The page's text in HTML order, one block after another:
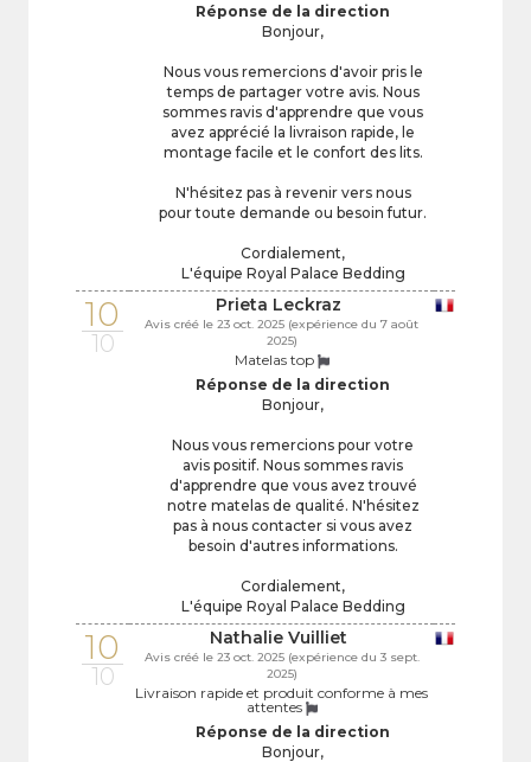
Réponse de la direction
Bonjour,
Nous vous remercions d'avoir pris le
temps de partager votre avis. Nous
sommes ravis d'apprendre que vous
avez apprécié la livraison rapide, le
montage facile et le confort des lits.
N'hésitez pas à revenir vers nous
pour toute demande ou besoin futur.
Cordialement,
L'équipe Royal Palace Bedding
10
10
Prieta Leckraz
Avis créé le 23 oct. 2025 (expérience du 7 août
2025)
Matelas top
Réponse de la direction
Bonjour,
Nous vous remercions pour votre
avis positif. Nous sommes ravis
d'apprendre que vous avez trouvé
notre matelas de qualité. N'hésitez
pas à nous contacter si vous avez
besoin d'autres informations.
Cordialement,
L'équipe Royal Palace Bedding
10
10
Nathalie Vuilliet
Avis créé le 23 oct. 2025 (expérience du 3 sept.
2025)
Livraison rapide et produit conforme à mes
attentes
Réponse de la direction
Bonjour,